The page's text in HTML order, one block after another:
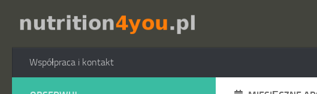
Przejdź do treści
Współpraca i kontakt